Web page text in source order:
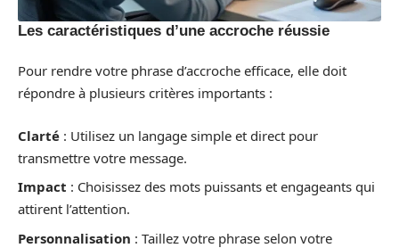
Les caractéristiques d’une accroche réussie
Pour rendre votre phrase d’accroche efficace, elle doit
répondre à plusieurs critères importants :
Clarté : Utilisez un langage simple et direct pour
transmettre votre message.
Impact : Choisissez des mots puissants et engageants qui
attirent l’attention.
Personnalisation : Taillez votre phrase selon votre